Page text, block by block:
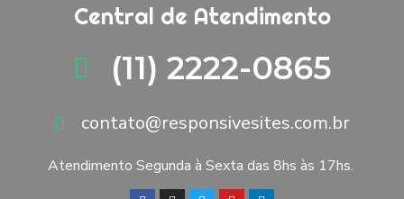
Central de Atendimento
(11) 2222-0865
contato@responsivesites.com.br
Atendimento Segunda à Sexta das 8hs às 17hs.